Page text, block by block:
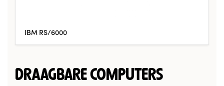
IBM RS/6000
DRAAGBARE COMPUTERS